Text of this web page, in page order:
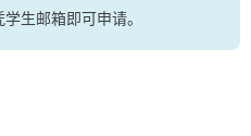
生邮箱即可申请。